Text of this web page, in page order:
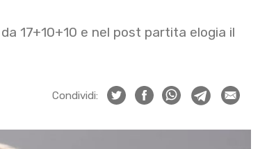
17+10+10 e nel post partita elogia il
Condividi: